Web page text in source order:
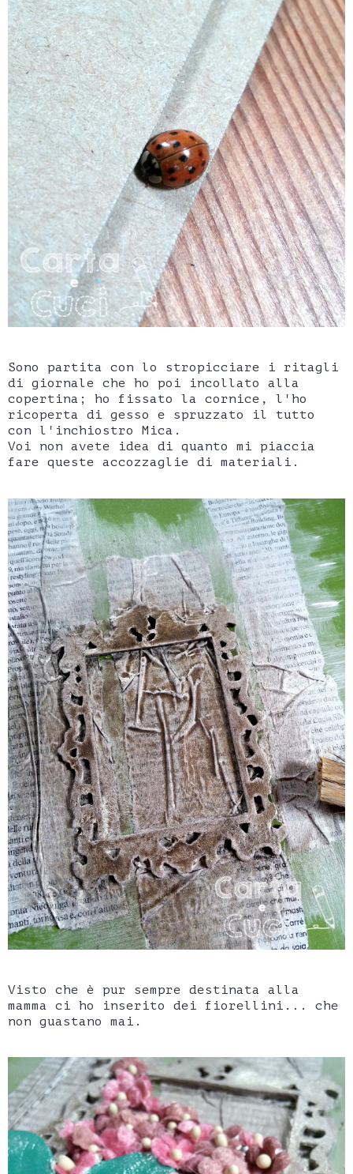
Sono partita con lo stropicciare i ritagli
di giornale che ho poi incollato alla
copertina; ho fissato la cornice, l'ho
ricoperta di gesso e spruzzato il tutto
con l'inchiostro Mica.
Voi non avete idea di quanto mi piaccia
fare queste accozzaglie di materiali.
Visto che è pur sempre destinata alla
mamma ci ho inserito dei fiorellini... che
non guastano mai.